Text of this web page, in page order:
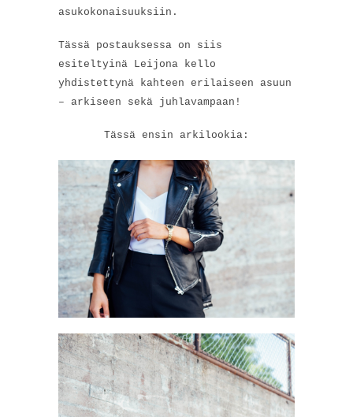
asukokonaisuuksiin.
Tässä postauksessa on siis
esiteltyinä Leijona kello
yhdistettynä kahteen erilaiseen asuun
– arkiseen sekä juhlavampaan!
Tässä ensin arkilookia: